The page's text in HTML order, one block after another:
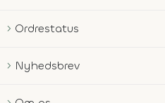
Ordrestatus
Nyhedsbrev